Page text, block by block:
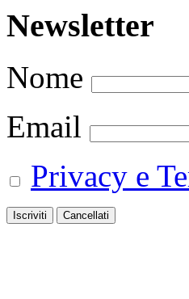
Newsletter
Nome
Email
Privacy e